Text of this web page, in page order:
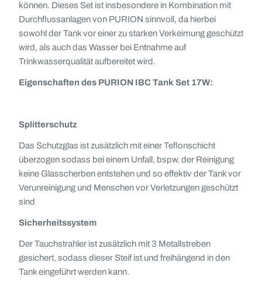
können. Dieses Set ist insbesondere in Kombination mit
Durchflussanlagen von PURION sinnvoll, da hierbei
sowohl der Tank vor einer zu starken Verkeimung geschützt
wird, als auch das Wasser bei Entnahme auf
Trinkwasserqualität aufbereitet wird.
Eigenschaften des PURION IBC Tank Set 17W:
Splitterschutz
Das Schutzglas ist zusätzlich mit einer Teflonschicht
überzogen sodass bei einem Unfall, bspw. der Reinigung
keine Glasscherben entstehen und so effektiv der Tank vor
Verunreinigung und Menschen vor Verletzungen geschützt
sind
Sicherheitssystem
Der Tauchstrahler ist zusätzlich mit 3 Metallstreben
gesichert, sodass dieser Steif ist und freihängend in den
Tank eingeführt werden kann.